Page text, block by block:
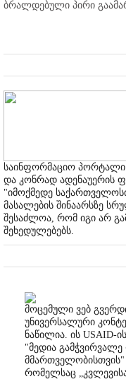
ბრალდებული პირი
საინფორმაციო პორტალი
და კონრად ადენაუერის
"იმოქმედე
მასალების შინაარსზე
შესაძლოა, რომ იგი არ
შეხედულებებს.
მოცემული ვებ
უნივერსალური
ნაწილია. ის USAID-
"მედია
მმართველობისთვის"
რომელსაც